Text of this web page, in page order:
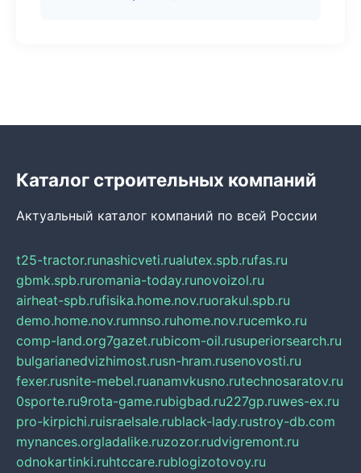
Каталог строительных компаний
Актуальный каталог компаний по всей России
t25-tractor.runashicveti.rualutex.spb.rufas.ru
gbmk.spb.ruromania-today.runovoizol.ru
airheat-spb.rufisika.home.nov.ruorakul.spb.ru
demo.home.nov.rumnso.ruhome.nov.rucemko.ru
comp-land.org7gazet.rubicom-oil.rusuperiorsearch.ru
bulgarianedvizhimost.rusn-hram.rusenovosti.ru
fexer.rusnite-mebel.ruanamvkusno.rutechnosaratov.ru
0sporte.ru9rota-game.rubigbad.ru227gp.ruwes-ex.ru
pro-kirpichi.ruisraelsale.rublack-lady.rustroy-db.com
mynances.orgladalike.ruzozor.rudvigremont.ru
odnokartinki.ruhtccare.rublogizotovoy.ru